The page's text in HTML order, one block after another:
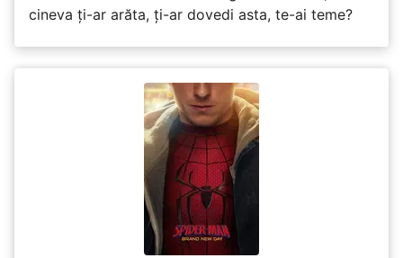
cineva ți-ar arăta, ți-ar dovedi asta, te-ai teme?